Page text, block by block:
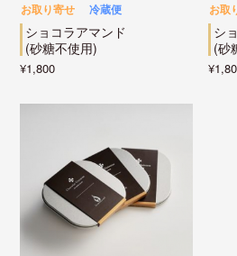
お取り寄せ 冷蔵便
ショコラアマンド
(砂糖不使用)
¥1,800
お取
シ
(砂